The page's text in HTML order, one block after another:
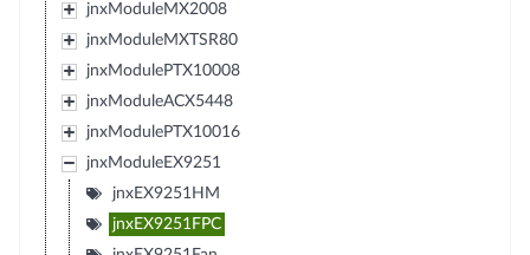
jnxModuleMX2008
jnxModuleMXTSR80
jnxModulePTX10008
jnxModuleACX5448
jnxModulePTX10016
jnxModuleEX9251
jnxEX9251HM
jnxEX9251FPC